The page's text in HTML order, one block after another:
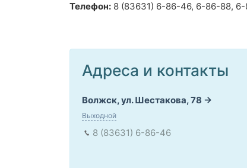
Телефон: 8 (83631) 6-86-46, 6-86-88,
Адреса и контакты
Волжск, ул. Шестакова, 78
Выходной
8 (83631) 6-86-46